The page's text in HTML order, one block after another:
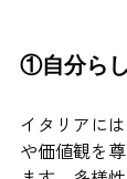
①自分ら
イタリアに
や価値観を